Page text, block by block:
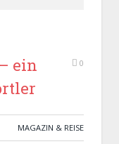
ein
0
MAGAZIN & REISE